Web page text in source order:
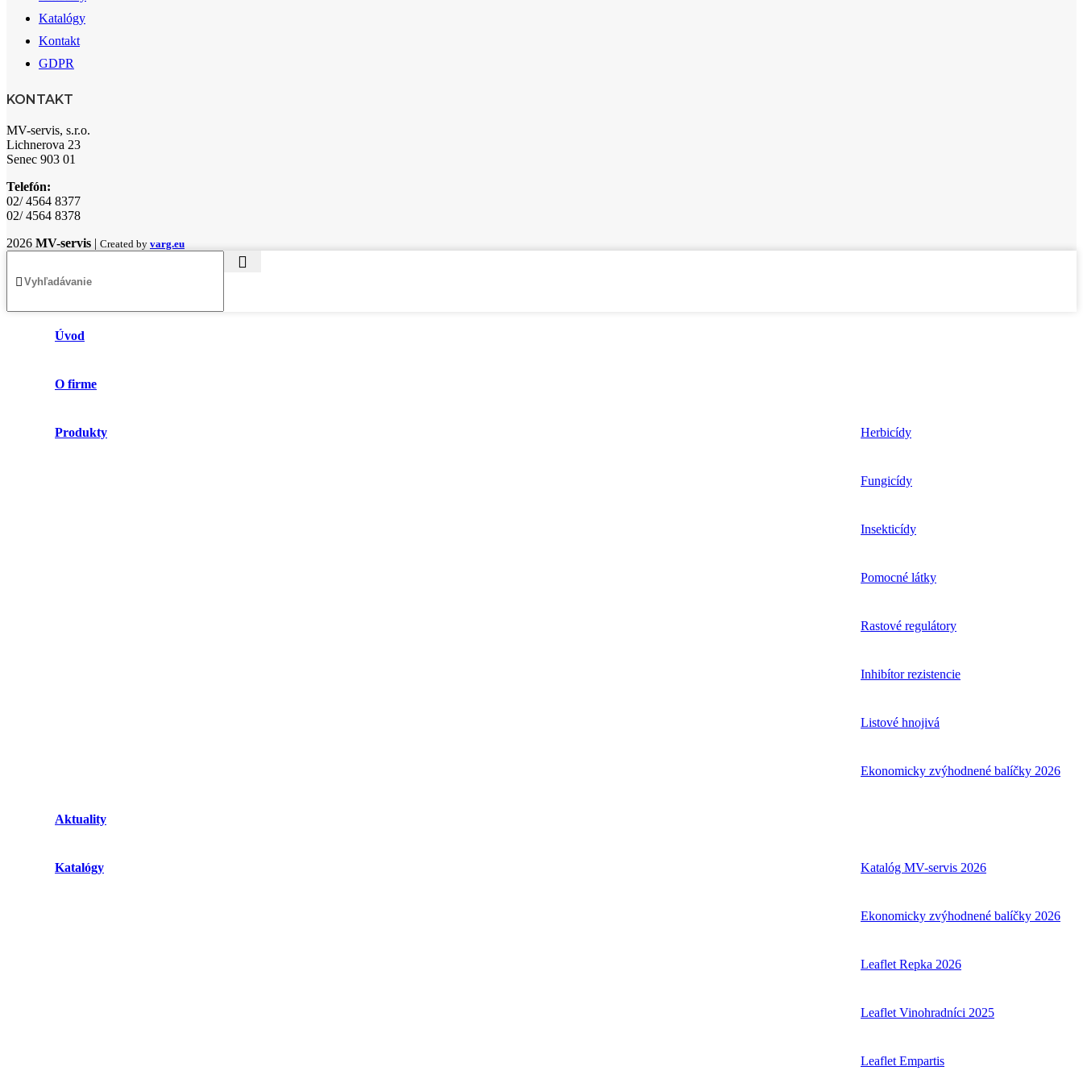
Katalógy
Kontakt
GDPR
KONTAKT
MV-servis, s.r.o.
Lichnerova 23
Senec 903 01
Telefón:
02/ 4564 8377
02/ 4564 8378
2026 MV-servis | Created by varg.eu
Úvod
O firme
Produkty Herbicídy
Fungicídy
Insekticídy
Pomocné látky
Rastové regulátory
Inhibítor rezistencie
Listové hnojivá
Ekonomicky zvýhodnené balíčky 2026
Aktuality
Katalógy Katalóg MV-servis 2026
Ekonomicky zvýhodnené balíčky 2026
Leaflet Repka 2026
Leaflet Vinohradníci 2025
Leaflet Empartis